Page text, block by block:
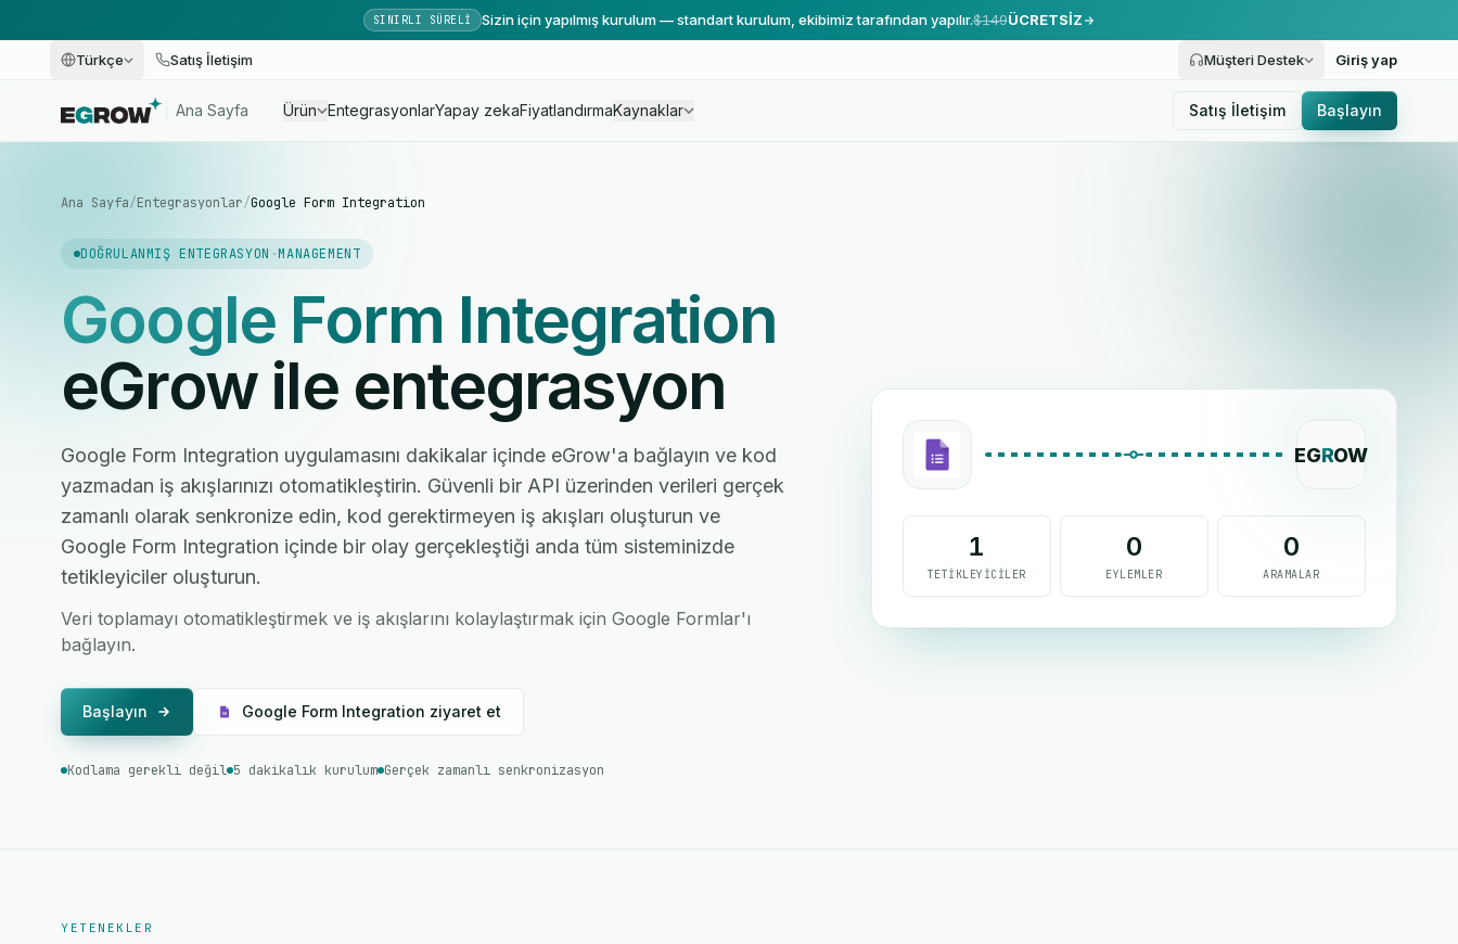
SINIRLI SÜRELI Sizin için yapılmış kurulum — standart kurulum, ekibimiz tarafından yapılır.$149ÜCRETSİZ
Türkçe Satış İletişim Müşteri Destek Giriş yap
Ana Sayfa Ürün EntegrasyonlarYapay zekaFiyatlandırmaKaynaklar Satış İletişim Başlayın
Ana Sayfa/Entegrasyonlar/Google Form Integration
DOĞRULANMIŞ ENTEGRASYON ·MANAGEMENT
Google Form Integration
eGrow ile entegrasyon
Google Form Integration uygulamasını dakikalar içinde eGrow'a bağlayın ve kod
yazmadan iş akışlarınızı otomatikleştirin. Güvenli bir API üzerinden verileri gerçek
zamanlı olarak senkronize edin, kod gerektirmeyen iş akışları oluşturun ve
Google Form Integration içinde bir olay gerçekleştiği anda tüm sisteminizde
tetikleyiciler oluşturun.
Veri toplamayı otomatikleştirmek ve iş akışlarını kolaylaştırmak için Google Formlar'ı
bağlayın.
Başlayın Google Form Integration ziyaret et
Kodlama gerekli değil 5 dakikalık kurulum Gerçek zamanlı senkronizasyon
EGROW
1
TETIKLEYICILER
0
EYLEMLER
0
ARAMALAR
YETENEKLER